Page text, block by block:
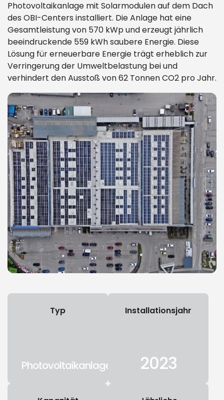
Photovoltaikanlage mit Solarmodulen auf dem Dach
des OBI-Centers installiert. Die Anlage hat eine
Gesamtleistung von 570 kWp und erzeugt jährlich
beeindruckende 559 kWh saubere Energie. Diese
Lösung für erneuerbare Energie trägt erheblich zur
Verringerung der Umweltbelastung bei und
verhindert den Ausstoß von 62 Tonnen CO2 pro Jahr.
Typ
Photovoltaikanlage
Installationsjahr
2023